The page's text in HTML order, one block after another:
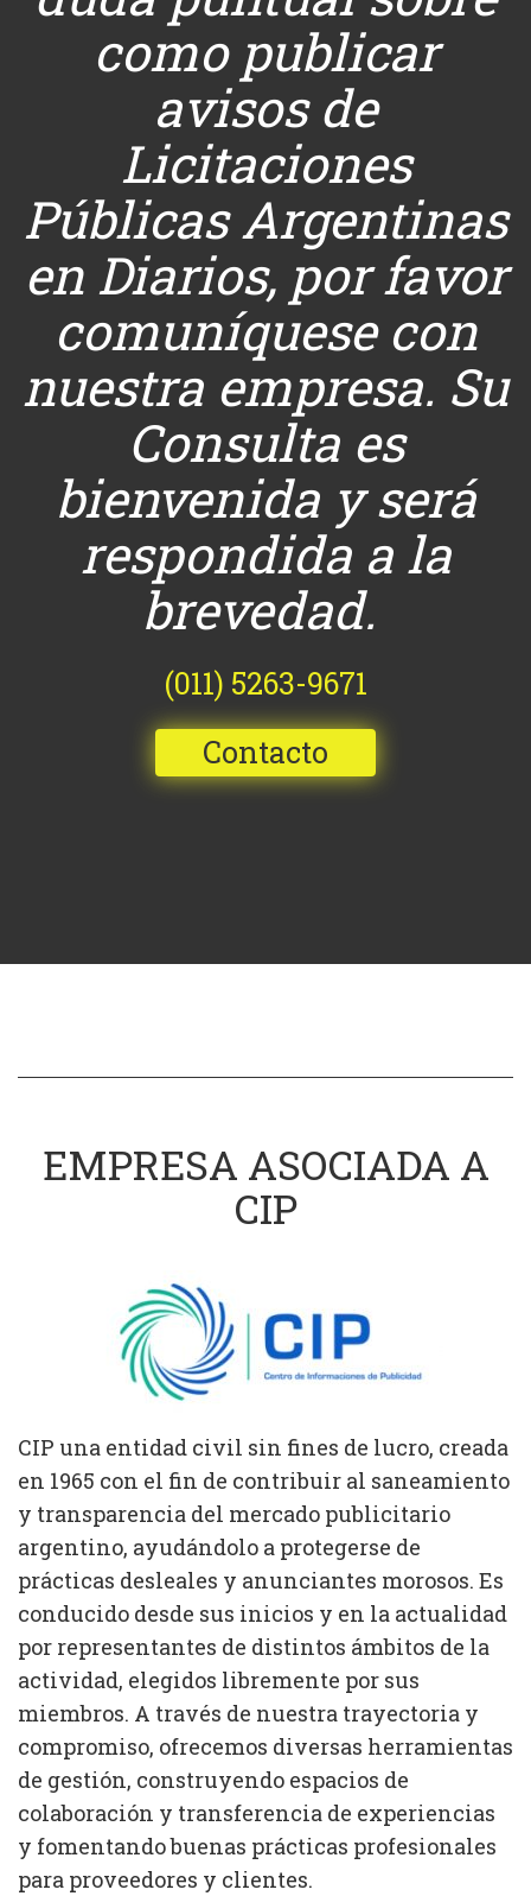
como publicar
avisos de
Licitaciones
Públicas Argentinas
en Diarios, por favor
comuníquese con
nuestra empresa. Su
Consulta es
bienvenida y será
respondida a la
brevedad.
(011) 5263-9671
Contacto
EMPRESA ASOCIADA A
CIP
CIP una entidad civil sin fines de lucro, creada
en 1965 con el fin de contribuir al saneamiento
y transparencia del mercado publicitario
argentino, ayudándolo a protegerse de
prácticas desleales y anunciantes morosos. Es
conducido desde sus inicios y en la actualidad
por representantes de distintos ámbitos de la
actividad, elegidos libremente por sus
miembros. A través de nuestra trayectoria y
compromiso, ofrecemos diversas herramientas
de gestión, construyendo espacios de
colaboración y transferencia de experiencias
y fomentando buenas prácticas profesionales
para proveedores y clientes.